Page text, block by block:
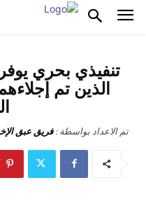
تنفيذي بحري
الذين تم
تم الاعداد بواسطة : فريق عبق